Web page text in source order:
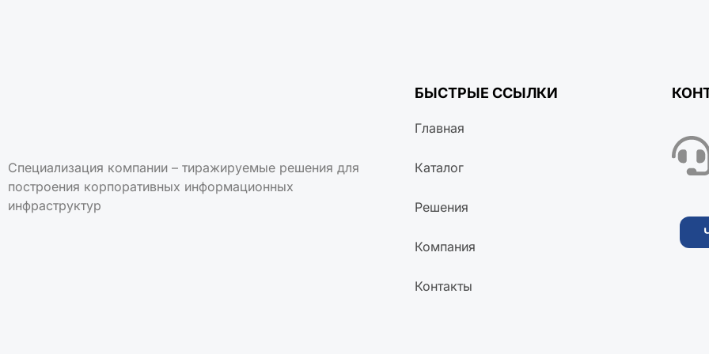
Специализация компании – тиражируемые решения для
построения корпоративных информационных
инфраструктур
БЫСТРЫЕ ССЫЛКИ
Главная
Каталог
Решения
Компания
Контакты